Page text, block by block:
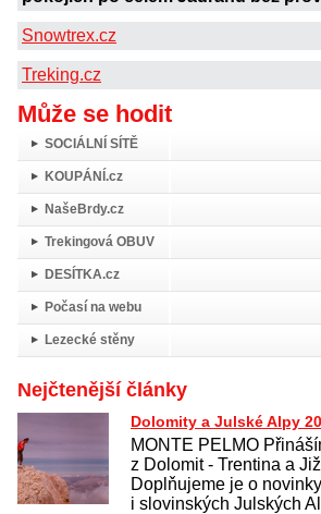
Snowtrex.cz
Treking.cz
Může se hodit
SOCIÁLNÍ SÍTĚ
KOUPÁNÍ.cz
NašeBrdy.cz
Trekingová OBUV
DESÍTKA.cz
Počasí na webu
Lezecké stěny
Nejčtenější články
Dolomity a Julské Alpy
MONTE PELMO
z Dolomit - Trentina a
Doplňujeme je o
i slovinských Julských